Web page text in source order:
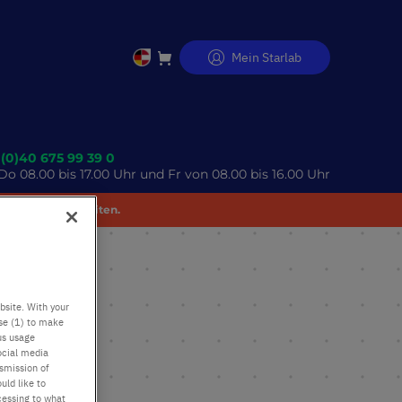
Direkt
Mein Starlab
675 99 39 0
08.00 bis 17.00 Uhr und Fr von 08.00 bis 16.00 Uhr
With your
(1) to make
usage
media
of
like to
to what